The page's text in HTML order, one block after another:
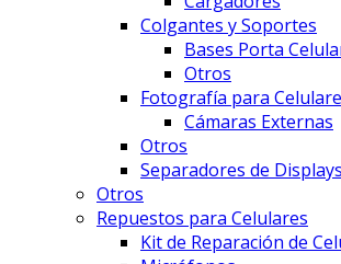
Colgantes y Soportes
Bases Porta
Otros
Fotografía para
Cámaras Externas
Otros
Separadores de Displays
Otros
Repuestos para Celulares
Kit de Reparación de